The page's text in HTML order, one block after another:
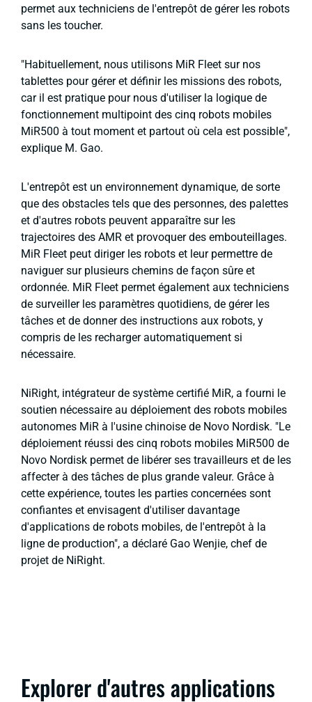
permet aux techniciens de l'entrepôt de gérer les robots
sans les toucher.
"Habituellement, nous utilisons MiR Fleet sur nos
tablettes pour gérer et définir les missions des robots,
car il est pratique pour nous d'utiliser la logique de
fonctionnement multipoint des cinq robots mobiles
MiR500 à tout moment et partout où cela est possible",
explique M. Gao.
L'entrepôt est un environnement dynamique, de sorte
que des obstacles tels que des personnes, des palettes
et d'autres robots peuvent apparaître sur les
trajectoires des AMR et provoquer des embouteillages.
MiR Fleet peut diriger les robots et leur permettre de
naviguer sur plusieurs chemins de façon sûre et
ordonnée. MiR Fleet permet également aux techniciens
de surveiller les paramètres quotidiens, de gérer les
tâches et de donner des instructions aux robots, y
compris de les recharger automatiquement si
nécessaire.
NiRight, intégrateur de système certifié MiR, a fourni le
soutien nécessaire au déploiement des robots mobiles
autonomes MiR à l'usine chinoise de Novo Nordisk. "Le
déploiement réussi des cinq robots mobiles MiR500 de
Novo Nordisk permet de libérer ses travailleurs et de les
affecter à des tâches de plus grande valeur. Grâce à
cette expérience, toutes les parties concernées sont
confiantes et envisagent d'utiliser davantage
d'applications de robots mobiles, de l'entrepôt à la
ligne de production", a déclaré Gao Wenjie, chef de
projet de NiRight.
Explorer d'autres applications